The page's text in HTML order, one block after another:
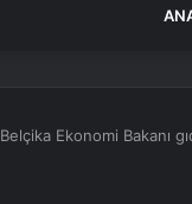
Belçika Ekonomi Bakanı